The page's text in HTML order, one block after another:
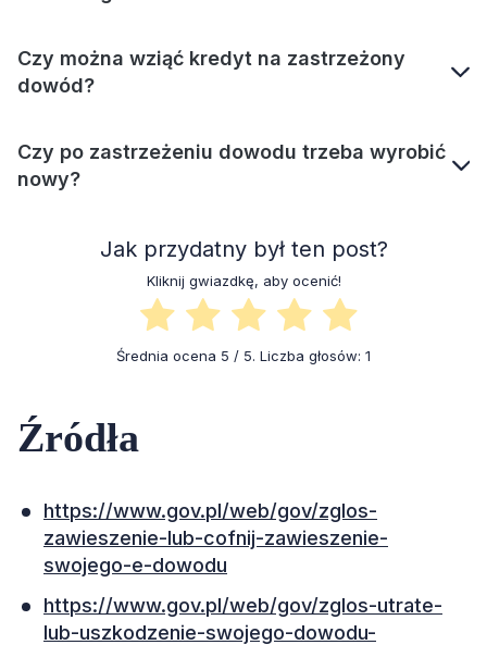
Czy można wziąć kredyt na zastrzeżony
dowód?
Czy po zastrzeżeniu dowodu trzeba wyrobić
nowy?
Jak przydatny był ten post?
Kliknij gwiazdkę, aby ocenić!
Średnia ocena 5 / 5. Liczba głosów: 1
Źródła
https://www.gov.pl/web/gov/zglos-
zawieszenie-lub-cofnij-zawieszenie-
swojego-e-dowodu
https://www.gov.pl/web/gov/zglos-utrate-
lub-uszkodzenie-swojego-dowodu-